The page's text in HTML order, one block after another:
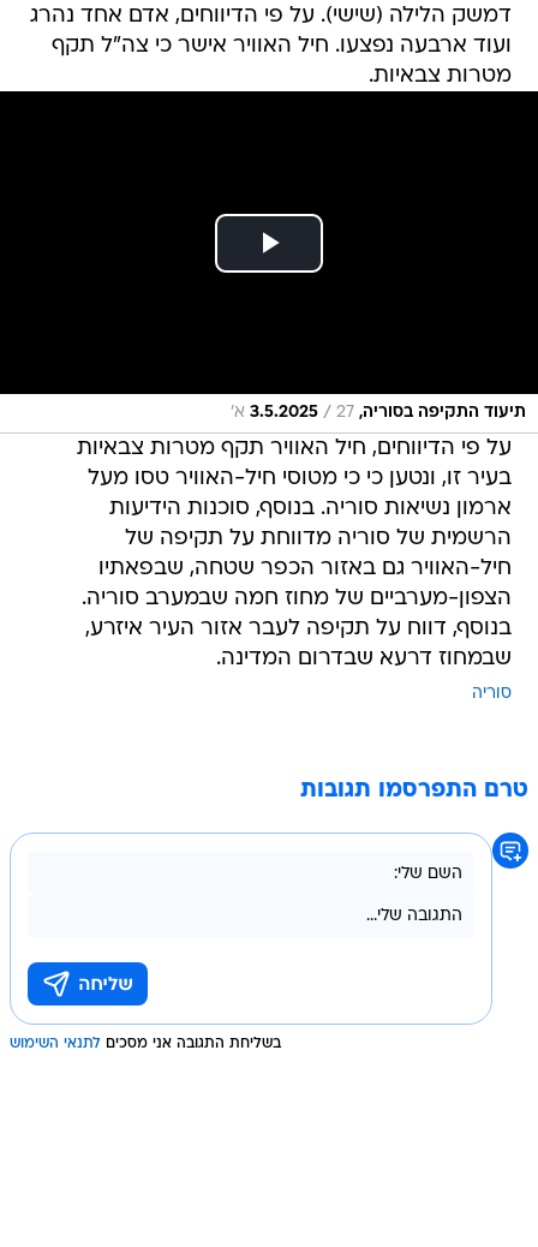
דמשק הלילה (שישי). על פי הדיווחים, אדם אחד נהרג
ועוד ארבעה נפצעו. חיל האוויר אישר כי צה"ל תקף
מטרות צבאיות.
תיעוד התקיפה בסוריה, 3.5.2025 / 27 א׳
על פי הדיווחים, חיל האוויר תקף מטרות צבאיות
בעיר זו, ונטען כי כי מטוסי חיל-האוויר טסו מעל
ארמון נשיאות סוריה. בנוסף, סוכנות הידיעות
הרשמית של סוריה מדווחת על תקיפה של
חיל-האוויר גם באזור הכפר שטחה, שבפאתיו
הצפון-מערביים של מחוז חמה שבמערב סוריה.
בנוסף, דווח על תקיפה לעבר אזור העיר איזרע,
שבמחוז דרעא שבדרום המדינה.
סוריה
טרם התפרסמו תגובות
בשליחת התגובה אני מסכים לתנאי השימוש